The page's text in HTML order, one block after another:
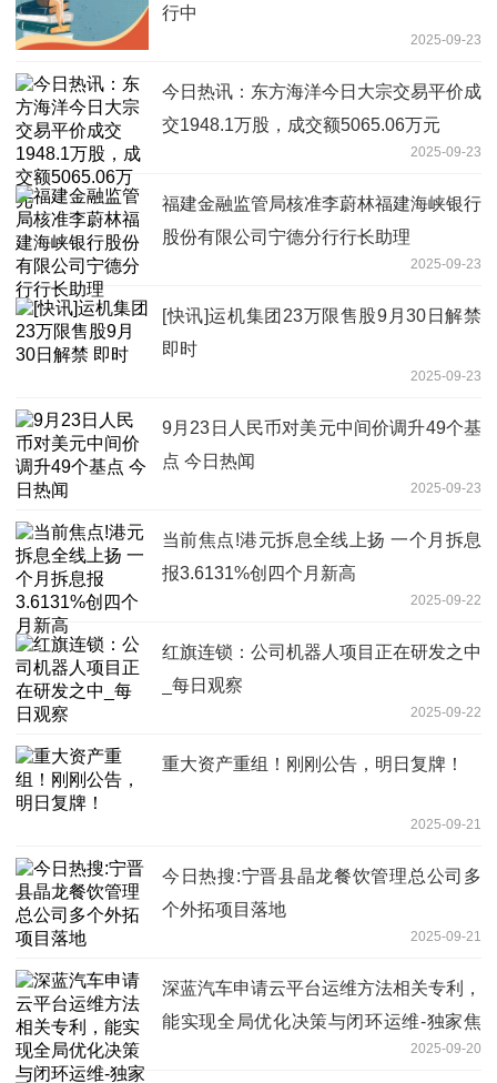
行中
2025-09-23
今日热讯：东方海洋今日大宗交易平价成
交1948.1万股，成交额5065.06万元
2025-09-23
福建金融监管局核准李蔚林福建海峡银行
股份有限公司宁德分行行长助理
2025-09-23
[快讯]运机集团23万限售股9月30日解禁
即时
2025-09-23
9月23日人民币对美元中间价调升49个基
点 今日热闻
2025-09-23
当前焦点!港元拆息全线上扬 一个月拆息
报3.6131%创四个月新高
2025-09-22
红旗连锁：公司机器人项目正在研发之中
_每日观察
2025-09-22
重大资产重组！刚刚公告，明日复牌！
2025-09-21
今日热搜:宁晋县晶龙餐饮管理总公司多
个外拓项目落地
2025-09-21
深蓝汽车申请云平台运维方法相关专利，
能实现全局优化决策与闭环运维-独家焦
2025-09-20